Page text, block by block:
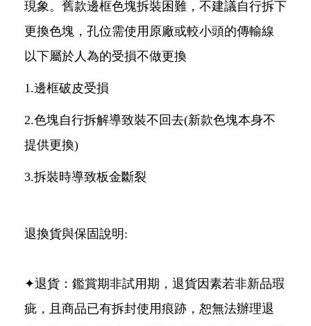
現象。舊款邊框色塊拆裝困難，不建議自行拆下
更換色塊，孔位需使用原廠或較小頭的傳輸線
以下屬於人為的受損不做更換
1.邊框破皮受損
2.色塊自行拆解導致裝不回去(新款色塊本身不
提供更換)
3.拆裝時導致板金斷裂
退換貨與保固說明:
✦退貨：鑑賞期非試用期，退貨因素若非新品瑕
疵，且商品已有拆封使用痕跡，恕無法辦理退